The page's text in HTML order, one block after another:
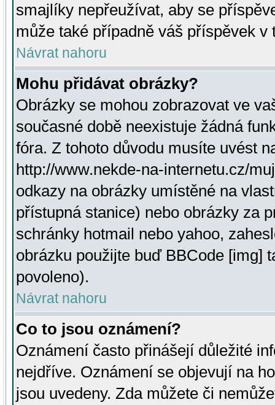
smajlíky nepřeužívat, aby se
může také případně váš příspěvek v
Návrat nahoru
Mohu přidávat obrázky?
Obrázky se mohou zobrazovat ve
současné době neexistuje žádná
fóra. Z tohoto důvodu musíte uvést
http://www.nekde-na-internetu.cz/
odkazy na obrázky umístěné na
přístupná stanice) nebo obrázky za
schránky hotmail nebo yahoo,
obrázku použijte buď BBCode [img]
povoleno).
Návrat nahoru
Co to jsou oznámení?
Oznámení často přinášejí důležité
nejdříve. Oznámení se objevují na
jsou uvedeny. Zda můžete či